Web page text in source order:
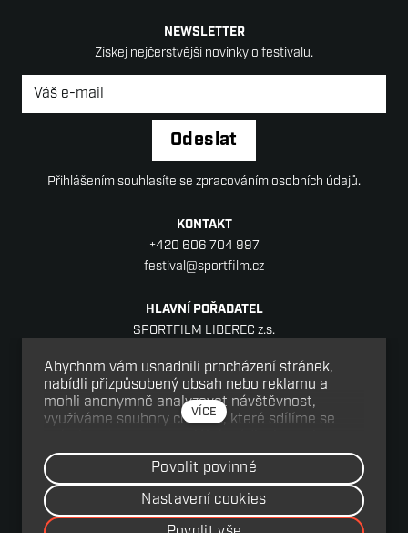
NEWSLETTER
Získej nejčerstvější novinky o festivalu.
Newsletter *
Odeslat
Přihlášením souhlasíte se zpracováním osobních údajů.
KONTAKT
+420 606 704 997
festival@sportfilm.cz
HLAVNÍ POŘADATEL
SPORTFILM LIBEREC z.s.
460 05 Liberec
IČ: 08152977
Victoria Production s.r.o.
Hálkova 2, 120 00 Praha
DIČ: CZ27207561
Abychom vám usnadnili procházení stránek,
nabídli přizpůsobený obsah nebo reklamu a
mohli anonymně analyzovat návštěvnost,
využíváme soubory cookies, které sdílíme se
analýzu. Jejich nastavení upravíte odkazem
"Nastavení cookies" a kdykoliv jej můžete změnit
v patičce webu. Podrobnější informace najdete v
našich Zásadách ochrany osobních údajů a
používání souborů cookies. Souhlasíte s
VÍCE
Povolit povinné
Nastavení cookies